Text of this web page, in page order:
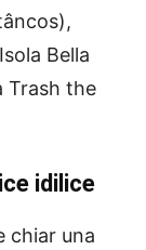
Bella
Trash the
idilice
chiar una